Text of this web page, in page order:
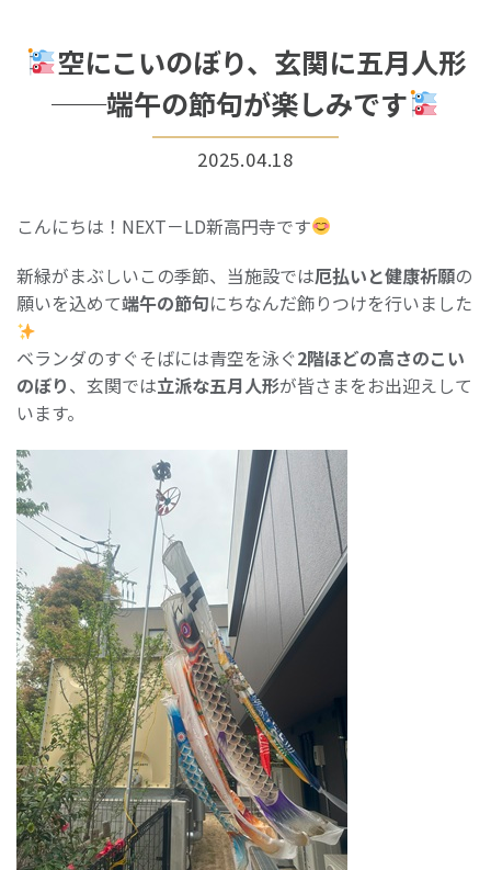
空にこいのぼり、玄関に五月人形
──端午の節句が楽しみです
2025.04.18
こんにちは！NEXT－LD新高円寺です
新緑がまぶしいこの季節、当施設では厄払いと健康祈願の
願いを込めて端午の節句にちなんだ飾りつけを行いました
ベランダのすぐそばには青空を泳ぐ2階ほどの高さのこい
のぼり、玄関では立派な五月人形が皆さまをお出迎えして
います。